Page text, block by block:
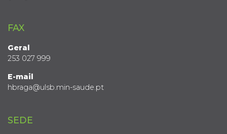
FAX
Geral
253 027 999
E-mail
hbraga@ulsb.min-saude.pt
SEDE